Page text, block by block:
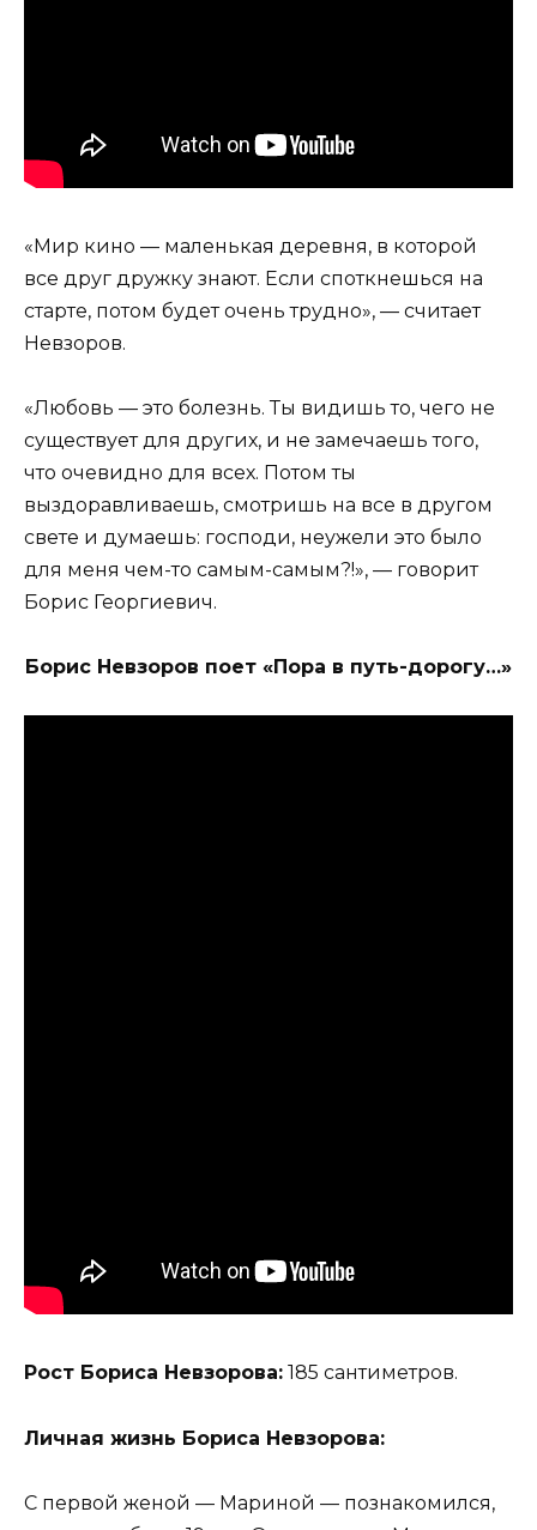
«Мир кино — маленькая деревня, в которой
все друг дружку знают. Если споткнешься на
старте, потом будет очень трудно», — считает
Невзоров.
«Любовь — это болезнь. Ты видишь то, чего не
существует для других, и не замечаешь того,
что очевидно для всех. Потом ты
выздоравливаешь, смотришь на все в другом
свете и думаешь: господи, неужели это было
для меня чем-то самым-самым?!», — говорит
Борис Георгиевич.
Борис Невзоров поет «Пора в путь-дорогу…»
Рост Бориса Невзорова: 185 сантиметров.
Личная жизнь Бориса Невзорова:
С первой женой — Мариной — познакомился,